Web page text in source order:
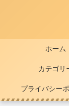
ホーム
カテゴリ
プライバシー